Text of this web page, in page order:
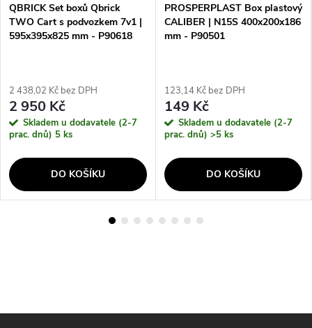
QBRICK Set boxů Qbrick
TWO Cart s podvozkem 7v1 |
595x395x825 mm - P90618
2 438,02 Kč bez DPH
2 950 Kč
Skladem u dodavatele (2-7
prac. dnů) 5 ks
DO KOŠÍKU
PROSPERPLAST Box plastový
CALIBER | N15S 400x200x186
mm - P90501
123,14 Kč bez DPH
149 Kč
Skladem u dodavatele (2-7
prac. dnů) >5 ks
DO KOŠÍKU